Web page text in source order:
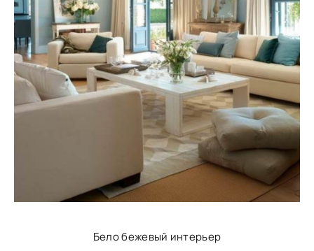
Бело бежевый интерьер